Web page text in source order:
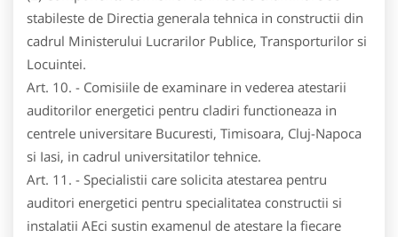
stabileste de Directia generala tehnica in constructii din
cadrul Ministerului Lucrarilor Publice, Transporturilor si
Locuintei.
Art. 10. - Comisiile de examinare in vederea atestarii
auditorilor energetici pentru cladiri functioneaza in
centrele universitare Bucuresti, Timisoara, Cluj-Napoca
si Iasi, in cadrul universitatilor tehnice.
Art. 11. - Specialistii care solicita atestarea pentru
auditori energetici pentru specialitatea constructii si
instalatii AEci sustin examenul de atestare la fiecare